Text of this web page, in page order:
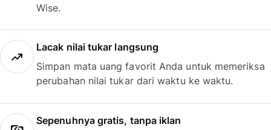
Wise.
Lacak nilai tukar langsung
Simpan mata uang favorit Anda untuk memeriksa
perubahan nilai tukar dari waktu ke waktu.
Sepenuhnya gratis, tanpa iklan